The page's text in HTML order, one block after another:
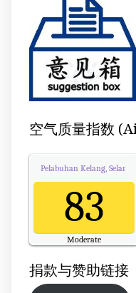
空气质量指数
Pelabuhan Kelang, Selangor
83
Moderate
Updated on Sunday 18:00
捐款与赞助链接